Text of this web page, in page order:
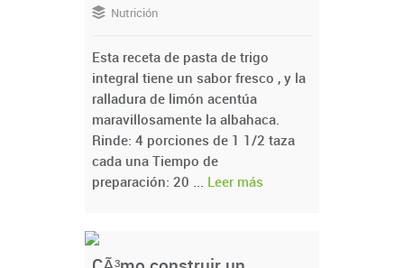
Nutrición
Esta receta de pasta de trigo
integral tiene un sabor fresco , y la
ralladura de limón acentúa
maravillosamente la albahaca.
Rinde: 4 porciones de 1 1/2 taza
cada una Tiempo de
preparación: 20 ... Leer más